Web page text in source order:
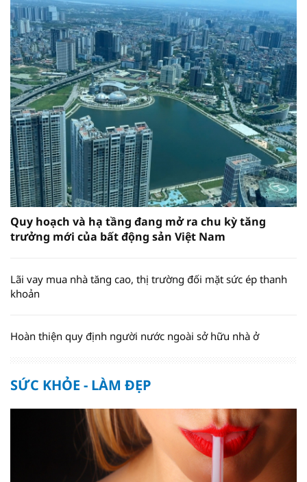
Quy hoạch và hạ tầng đang mở ra chu kỳ tăng
trưởng mới của bất động sản Việt Nam
Lãi vay mua nhà tăng cao, thị trường đối mặt sức ép thanh
khoản
Hoàn thiện quy định người nước ngoài sở hữu nhà ở
SỨC KHỎE - LÀM ĐẸP